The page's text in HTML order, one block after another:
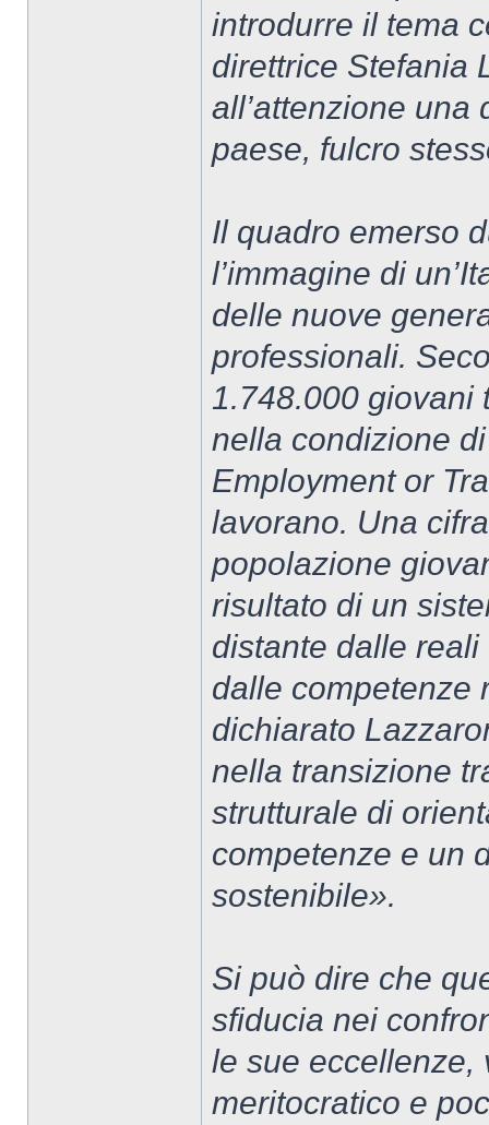
introdurre il tema
direttrice Stefania
all’attenzione
paese, fulcro
Il quadro emerso
l’immagine di
delle nuove
professionali.
1.748.000 giovani
nella condizione
Employment or
lavorano. Una
popolazione
risultato di un
distante dalle
dalle competenze
dichiarato
nella transizione
strutturale di
competenze e un
sostenibile».
Si può dire che
sfiducia nei
le sue eccellenze,
meritocratico e